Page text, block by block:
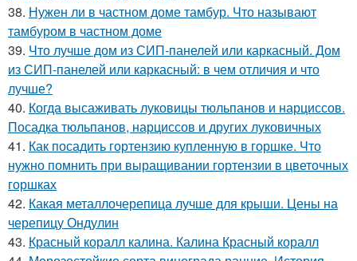
38. Нужен ли в частном доме тамбур. Что называют
тамбуром в частном доме
39. Что лучше дом из СИП-панелей или каркасный. Дом
из СИП-панелей или каркасный: в чем отличия и что
лучше?
40. Когда высаживать луковицы тюльпанов и нарциссов.
Посадка тюльпанов, нарциссов и других луковичных
41. Как посадить гортензию купленную в горшке. Что
нужно помнить при выращивании гортензии в цветочных
горшках
42. Какая металлочерепица лучше для крыши. Цены на
черепицу Ондулин
43. Красный коралл калина. Калина Красный коралл